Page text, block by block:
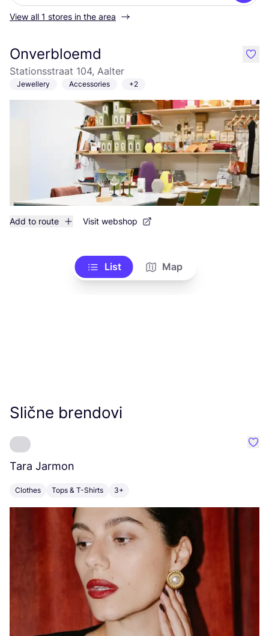
View all 1 stores in the area
Onverbloemd
Stationsstraat 104, Aalter
Jewellery Accessories +2
Add to route Visit webshop
like
List Map
Slične brendovi
Tara Jarmon
Clothes Tops & T-Shirts 3+